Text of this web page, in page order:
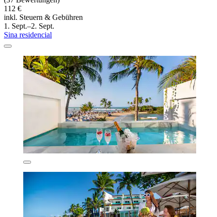
112 €
inkl. Steuern & Gebühren
1. Sept.–2. Sept.
Sina residencial